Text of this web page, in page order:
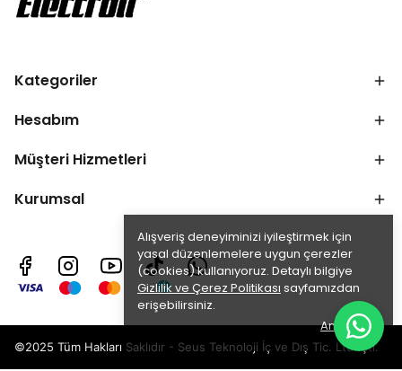
Alışveriş deneyiminizi iyileştirmek için
yasal düzenlemelere uygun çerezler
(cookies) kullanıyoruz. Detaylı bilgiye
Gizlilik ve Çerez Politikası sayfamızdan
erişebilirsiniz.
Anladım
Kategoriler
Hesabım
Müşteri Hizmetleri
Kurumsal
©2025 Tüm Hakları Saklıdır - Seus Teknoloji İç ve Dış Tic. Ltd. Şti.